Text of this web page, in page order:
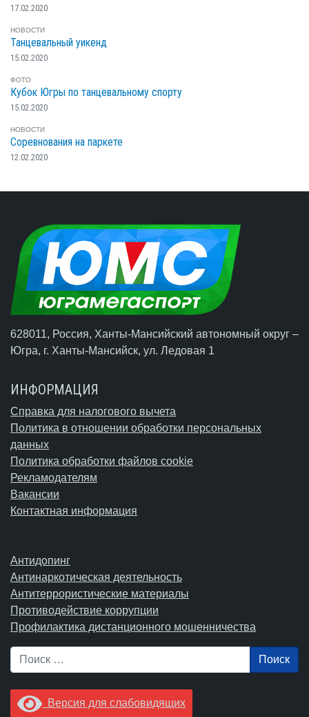
17.02.2020
НОВОСТИ
Танцевальный уикенд
15.02.2020
ФОТО
Кубок Югры по танцевальному спорту
15.02.2020
НОВОСТИ
Соревнования на паркете
12.02.2020
628011, Россия, Ханты-Мансийский автономный округ –
Югра, г. Ханты-Мансийск, ул. Ледовая 1
ИНФОРМАЦИЯ
Справка для налогового вычета
Политика в отношении обработки персональных
данных
Политика обработки файлов cookie
Рекламодателям
Вакансии
Контактная информация
Антидопинг
Антинаркотическая деятельность
Антитеррористические материалы
Противодействие коррупции
Профилактика дистанционного мошенничества
Поиск
Версия для слабовидящих